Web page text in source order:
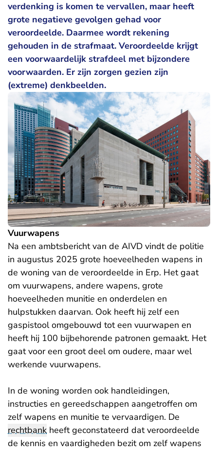
verdenking is komen te vervallen, maar heeft
grote negatieve gevolgen gehad voor
veroordeelde. Daarmee wordt rekening
gehouden in de strafmaat. Veroordeelde krijgt
een voorwaardelijk strafdeel met bijzondere
voorwaarden. Er zijn zorgen gezien zijn
(extreme) denkbeelden.
Vuurwapens
Na een ambtsbericht van de AIVD vindt de politie
in augustus 2025 grote hoeveelheden wapens in
de woning van de veroordeelde in Erp. Het gaat
om vuurwapens, andere wapens, grote
hoeveelheden munitie en onderdelen en
hulpstukken daarvan. Ook heeft hij zelf een
gaspistool omgebouwd tot een vuurwapen en
heeft hij 100 bijbehorende patronen gemaakt. Het
gaat voor een groot deel om oudere, maar wel
werkende vuurwapens.
In de woning worden ook handleidingen,
instructies en gereedschappen aangetroffen om
zelf wapens en munitie te vervaardigen. De
rechtbank heeft geconstateerd dat veroordeelde
de kennis en vaardigheden bezit om zelf wapens